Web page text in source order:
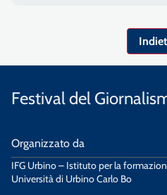
Festival del
Organizzato da
IFG Urbino – Istituto per la
Università di Urbino Carlo Bo